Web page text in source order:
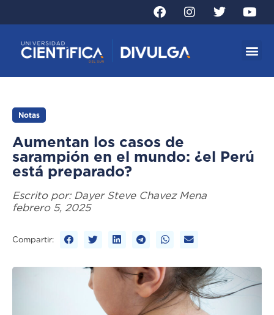
Notas
Aumentan los casos de
sarampión en el mundo: ¿el Perú
está preparado?
Escrito por: Dayer Steve Chavez Mena
febrero 5, 2025
Compartir: